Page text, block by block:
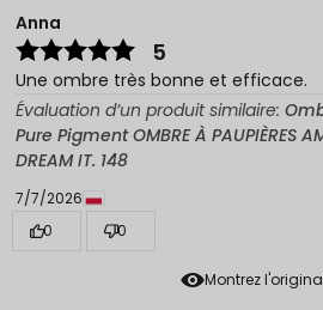
Montrez
Anna
5
Une ombre très bonne et efficace.
Évaluation d’un produit similaire:
Pure Pigment OMBRE À PAUPIÈRES
DREAM IT. 148
7/7/2026
0
0